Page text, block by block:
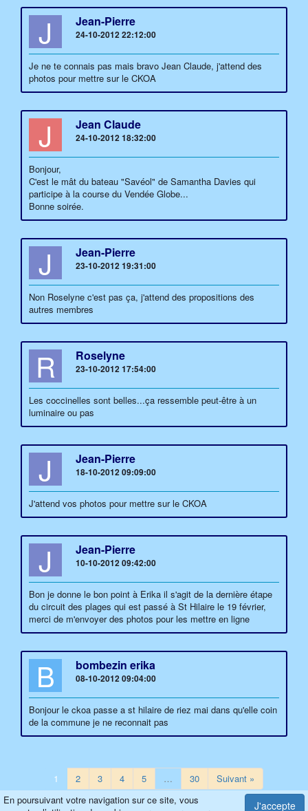
En poursuivant votre navigation sur ce site, vous
J'accepte
J Jean-Pierre
24-10-2012 22:12:00
Je ne te connais pas mais bravo Jean Claude, j'attend des
photos pour mettre sur le CKOA
J Jean Claude
24-10-2012 18:32:00
Bonjour,
C'est le mât du bateau "Savéol" de Samantha Davies qui
participe à la course du Vendée Globe...
Bonne soirée.
J Jean-Pierre
23-10-2012 19:31:00
Non Roselyne c'est pas ça, j'attend des propositions des
autres membres
R Roselyne
23-10-2012 17:54:00
Les coccinelles sont belles...ça ressemble peut-être à un
luminaire ou pas
J Jean-Pierre
18-10-2012 09:09:00
J'attend vos photos pour mettre sur le CKOA
J Jean-Pierre
10-10-2012 09:42:00
Bon je donne le bon point à Erika il s'agit de la dernière étape
du circuit des plages qui est passé à St Hilaire le 19 février,
merci de m'envoyer des photos pour les mettre en ligne
B bombezin erika
08-10-2012 09:04:00
Bonjour le ckoa passe a st hilaire de riez mai dans qu'elle coin
de la commune je ne reconnait pas
1 2 3 4 5 … 30 Suivant »